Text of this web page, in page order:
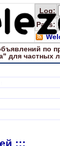
Log:
Pass:
по
для частных
:::